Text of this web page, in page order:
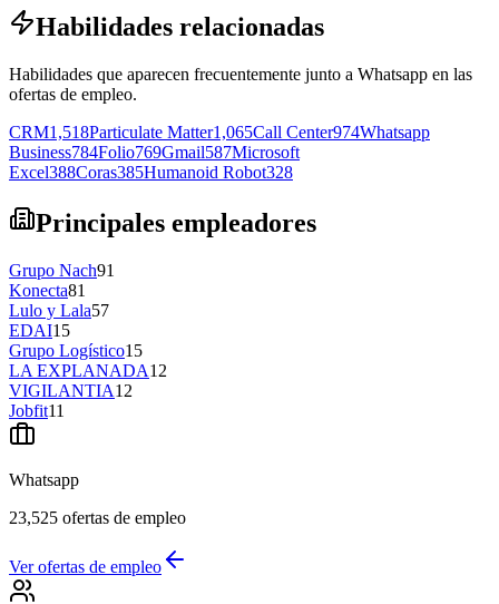
Habilidades relacionadas
Habilidades que aparecen frecuentemente junto a Whatsapp en las
ofertas de empleo.
CRM1,518Particulate Matter1,065Call Center974Whatsapp
Business784Folio769Gmail587Microsoft
Excel388Coras385Humanoid Robot328
Principales empleadores
Grupo Nach91
Konecta81
Lulo y Lala57
EDAI15
Grupo Logístico15
LA EXPLANADA12
VIGILANTIA12
Jobfit11
Whatsapp
23,525 ofertas de empleo
Ver ofertas de empleo